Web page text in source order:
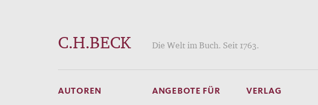
C.H.BECK Die Welt im Buch. Seit 1763.
AUTOREN ANGEBOTE FÜR VERLAG